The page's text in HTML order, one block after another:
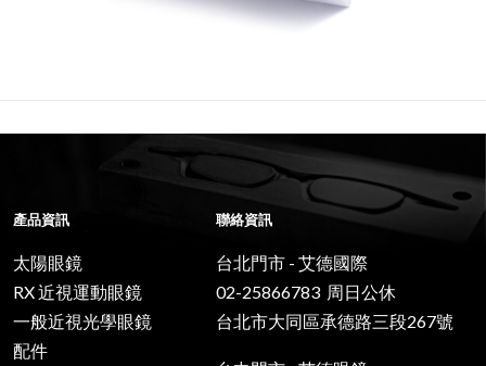
產品資訊
太陽眼鏡
RX 近視運動眼鏡
一般近視光學眼鏡
配件
聯絡資訊
台北門市 - 艾德國際
02-25866783 周日公休
台北市大同區承德路三段267號